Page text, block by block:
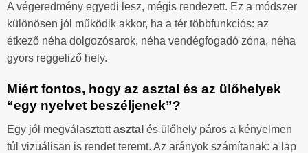
A végeredmény egyedi lesz, mégis rendezett. Ez a módszer
különösen jól működik akkor, ha a tér többfunkciós: az
étkező néha dolgozósarok, néha vendégfogadó zóna, néha
gyors reggeliző hely.
Miért fontos, hogy az asztal és az ülőhelyek
“egy nyelvet beszéljenek”?
Egy jól megválasztottasztal és ülőhely páros a kényelmen
túl vizuálisan is rendet teremt. Az arányok számítanak: a lap